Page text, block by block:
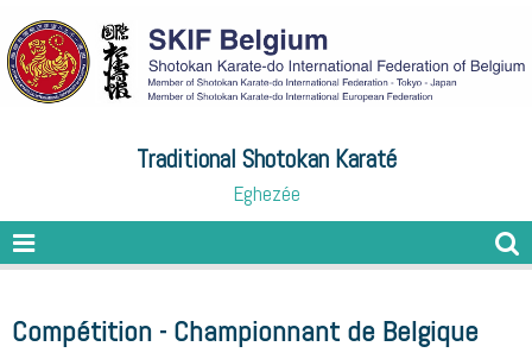
Traditional Shotokan Karaté
Eghezée
Compétition - Championnant de Belgique